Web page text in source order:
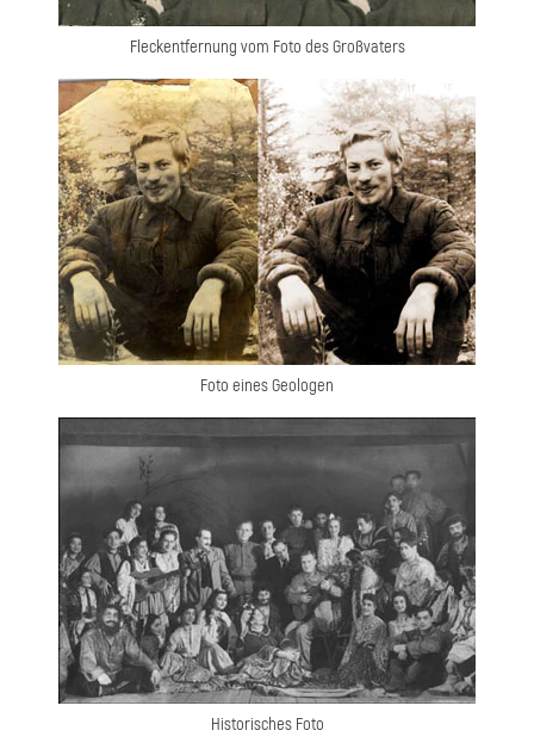
Fleckentfernung vom Foto des Großvaters
Foto eines Geologen
Historisches Foto